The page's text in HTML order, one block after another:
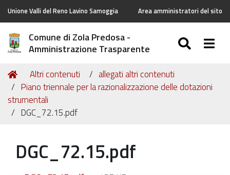
Unione Valli del Reno Lavino Samoggia Area amministratori del sito
Comune di Zola Predosa -
Amministrazione Trasparente
Tu
sei
qui:
Home
Altri contenuti
allegati altri contenuti
Piano triennale per la razionalizzazione delle dotazioni
strumentali
DGC_72.15.pdf
DGC_72.15.pdf